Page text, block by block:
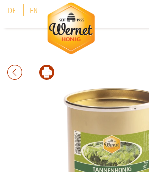
DE EN
Cookie-Einstellungen